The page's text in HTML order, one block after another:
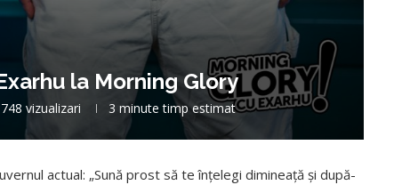
la Morning Glory
748 vizualizari 3 minute timp estimat
actual: „Sună prost să te înţelegi dimineaţă şi după-